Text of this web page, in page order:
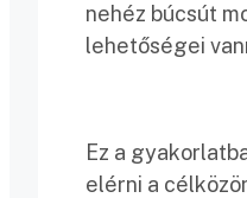
nehéz búcsút
lehetőségei
Ez a
elérni a